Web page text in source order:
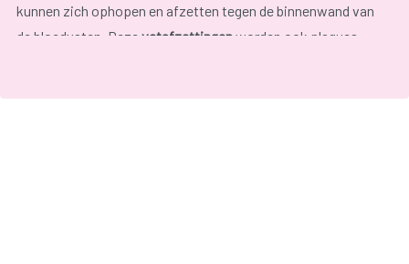
kunnen zich ophopen en afzetten tegen de binnenwand van
de bloedvaten. Deze vetafzettingen worden ook plaques